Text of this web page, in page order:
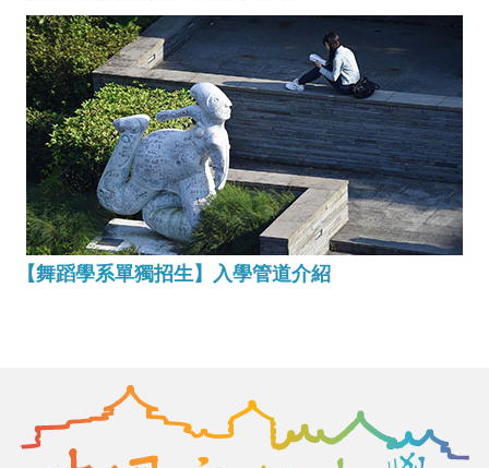
【舞蹈學系單獨招生】入學管道介紹